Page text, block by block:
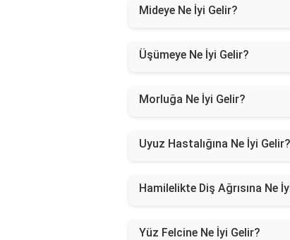
Mideye Ne İyi Gelir?
Üşümeye Ne İyi Gelir?
Morluğa Ne İyi Gelir?
Uyuz Hastalığına Ne İyi Gelir?
Hamilelikte Diş Ağrısına Ne
Yüz Felcine Ne İyi Gelir?